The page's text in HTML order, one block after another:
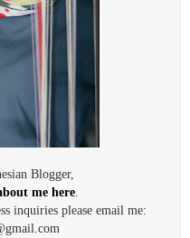
Blogger,
me here.
inquiries please email me: